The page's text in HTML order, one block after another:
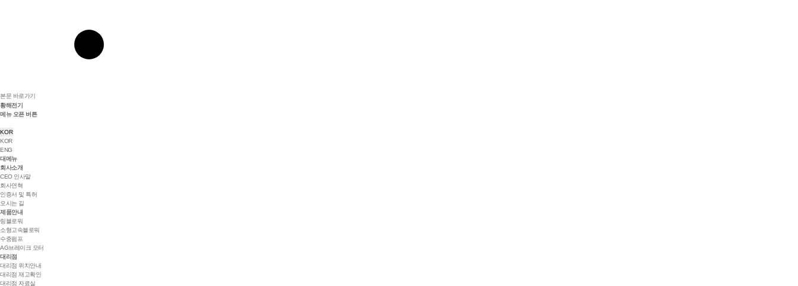
본문 바로가기
황해전기
메뉴 오픈 버튼
KOR
KOR
ENG
대메뉴
회사소개
CEO 인사말
회사연혁
인증서 및 특허
오시는 길
제품안내
링블로워
소형고속블로워
수중펌프
AG브레이크 모터
대리점
대리점 위치안내
대리점 재고확인
대리점 자료실